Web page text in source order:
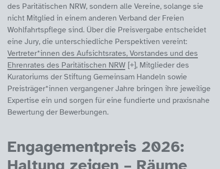
des Paritätischen NRW, sondern alle Vereine, solange sie
nicht Mitglied in einem anderen Verband der Freien
Wohlfahrtspflege sind. Über die Preisvergabe entscheidet
eine Jury, die unterschiedliche Perspektiven vereint:
Vertreter*innen des Aufsichtsrates, Vorstandes und des
Ehrenrates des Paritätischen NRW
, Mitglieder des
Kuratoriums der Stiftung Gemeinsam Handeln sowie
Preisträger*innen vergangener Jahre bringen ihre jeweilige
Expertise ein und sorgen für eine fundierte und praxisnahe
Bewertung der Bewerbungen.
Engagementpreis 2026: